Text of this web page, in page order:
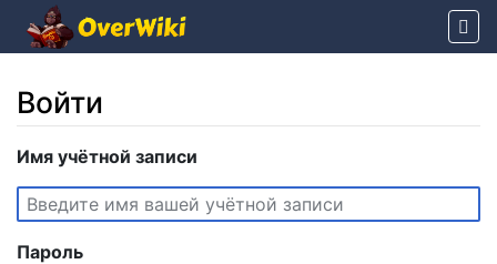
Войти
Перейти к:навигация
Имя учётной записи
Пароль